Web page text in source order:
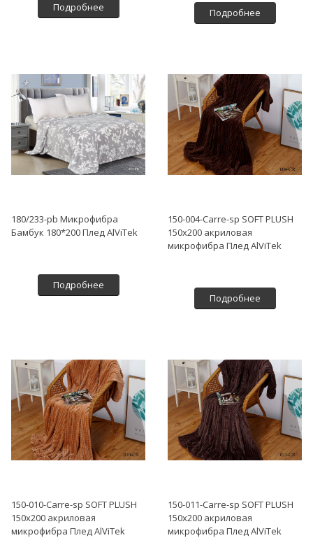
Подробнее Подробнее
180/233-pb Микрофибра
Бамбук 180*200 Плед AlViTek
Подробнее
150-004-Carre-sp SOFT PLUSH
150х200 акриловая
микрофибра Плед AlViTek
Подробнее
150-010-Carre-sp SOFT PLUSH
150х200 акриловая
микрофибра Плед AlViTek
150-011-Carre-sp SOFT PLUSH
150х200 акриловая
микрофибра Плед AlViTek